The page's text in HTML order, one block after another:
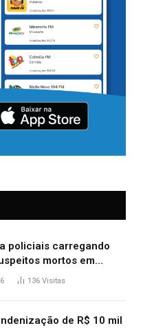
policiais carregando
mortos em
de caminhonete
136 Visitas
de R$ 10 mil